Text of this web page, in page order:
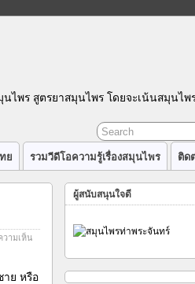
ไพร สูตรยาสมุนไพร โดยจะเน้นสมุนไพ
ย รวมวีดีโอความรู้เรื่องสมุนไพร ติด
วามเห็นบน
สิ้น
ย หรือ
ผู้สนับสนุนใจดี